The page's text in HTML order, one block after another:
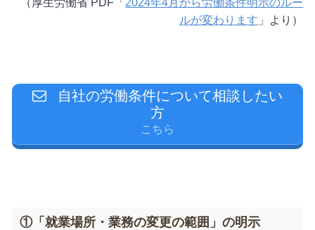
ルが変わります 」より）
自社の労働条件について相談したい
方
こちら
①「就業場所・業務の変更の範囲」の明示